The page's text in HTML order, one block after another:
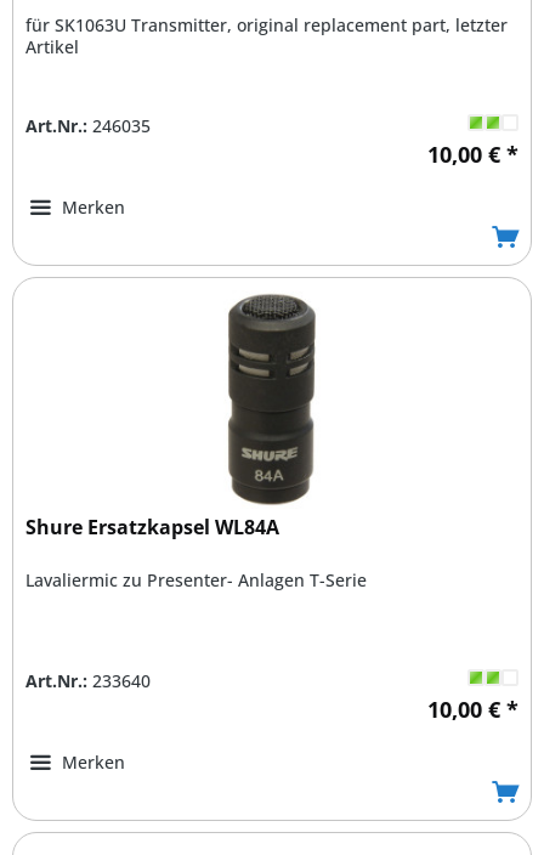
für SK1063U Transmitter, original replacement part, letzter
Artikel
Art.Nr.: 246035
10,00 € *
Merken
Shure Ersatzkapsel WL84A
Lavaliermic zu Presenter- Anlagen T-Serie
Art.Nr.: 233640
10,00 € *
Merken